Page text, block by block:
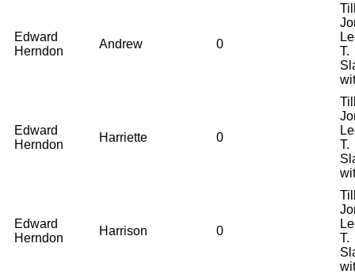
Edward
Herndon
Andrew 0
T.
Edward
Herndon
Harriette 0
T.
Edward
Herndon
Harrison 0
T.